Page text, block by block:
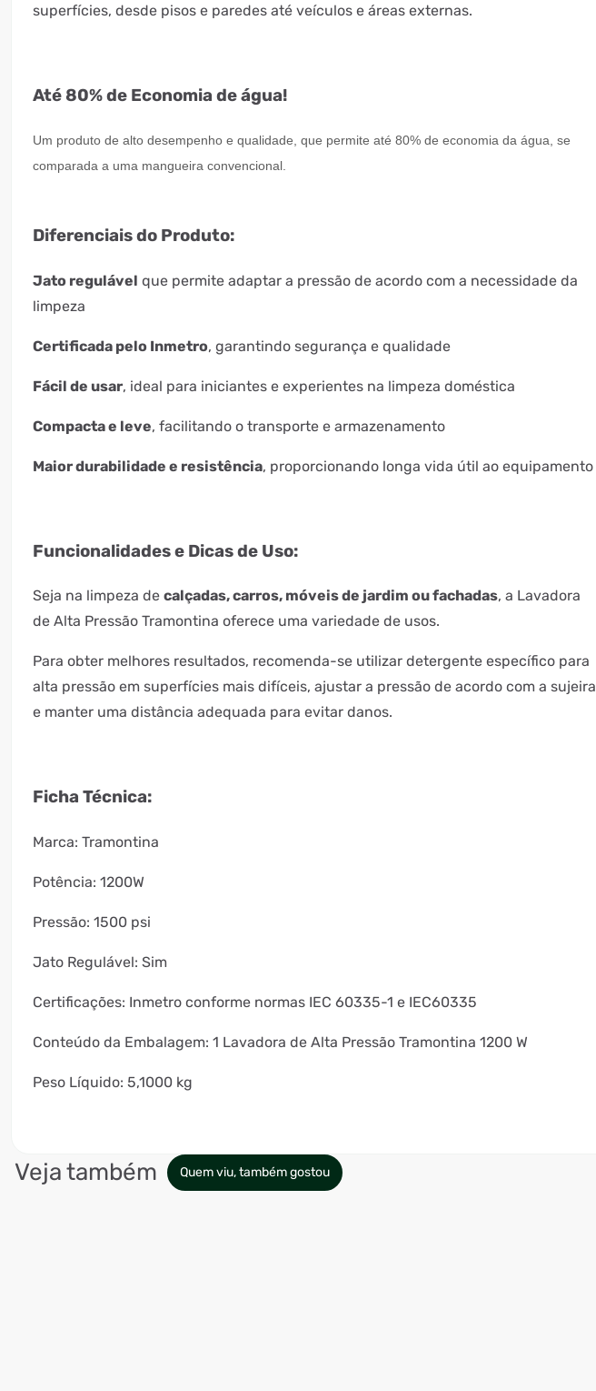
superfícies, desde pisos e paredes até veículos e áreas externas.
Até 80% de Economia de água!
Um produto de alto desempenho e qualidade, que permite até 80% de economia da água, se
comparada a uma mangueira convencional.
Diferenciais do Produto:
Jato regulável que permite adaptar a pressão de acordo com a necessidade da
limpeza
Certificada pelo Inmetro, garantindo segurança e qualidade
Fácil de usar, ideal para iniciantes e experientes na limpeza doméstica
Compacta e leve, facilitando o transporte e armazenamento
Maior durabilidade e resistência, proporcionando longa vida útil ao equipamento
Funcionalidades e Dicas de Uso:
Seja na limpeza de calçadas, carros, móveis de jardim ou fachadas, a Lavadora
de Alta Pressão Tramontina oferece uma variedade de usos.
Para obter melhores resultados, recomenda-se utilizar detergente específico para
alta pressão em superfícies mais difíceis, ajustar a pressão de acordo com a sujeira
e manter uma distância adequada para evitar danos.
Ficha Técnica:
Marca: Tramontina
Potência: 1200W
Pressão: 1500 psi
Jato Regulável: Sim
Certificações: Inmetro conforme normas IEC 60335-1 e IEC60335
Conteúdo da Embalagem: 1 Lavadora de Alta Pressão Tramontina 1200 W
Peso Líquido: 5,1000 kg
Veja também Quem viu, também gostou